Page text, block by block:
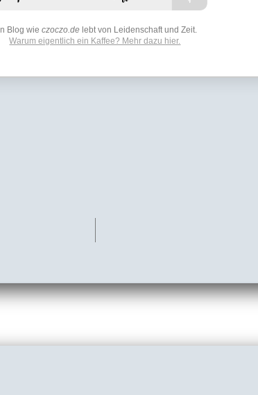
Blog wieczoczo.de lebt von Leidenschaft und Zeit.
Warum eigentlich ein Kaffee? Mehr dazu hier.